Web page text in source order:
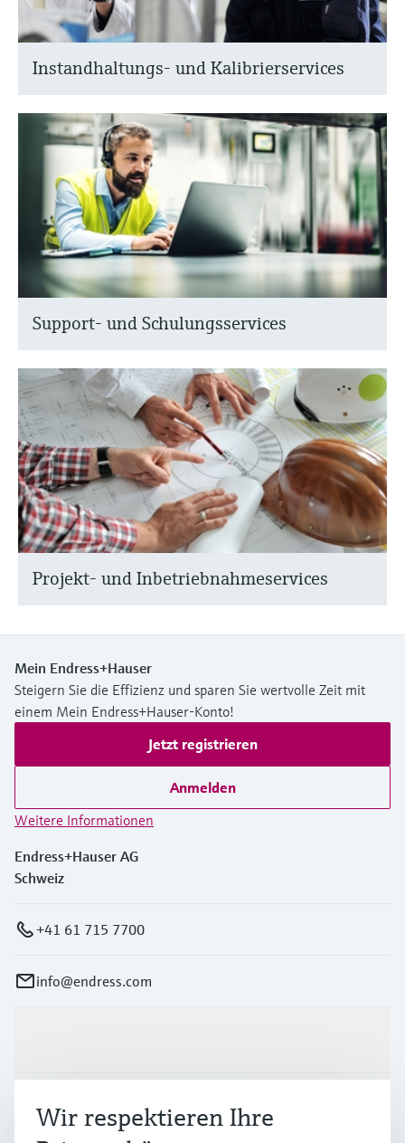
Instandhaltungs- und Kalibrierservices
Support- und Schulungsservices
Projekt- und Inbetriebnahmeservices
Mein Endress+Hauser
Steigern Sie die Effizienz und sparen Sie wertvolle Zeit mit
einem Mein Endress+Hauser-Konto!
Jetzt registrieren
Anmelden
Weitere Informationen
Endress+Hauser AG
Schweiz
+41 61 715 7700
info@endress.com
Branchen
Wir respektieren Ihre